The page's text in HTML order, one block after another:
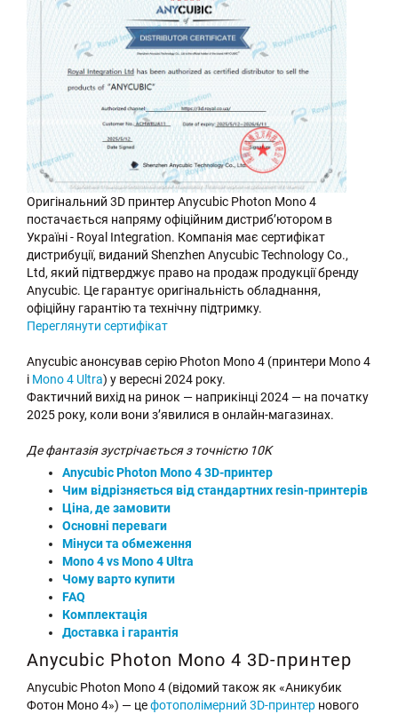
Оригінальний 3D принтер Anycubic Photon Mono 4
постачається напряму офіційним дистриб’ютором в
Україні - Royal Integration. Компанія має сертифікат
дистрибуції, виданий Shenzhen Anycubic Technology Co.,
Ltd, який підтверджує право на продаж продукції бренду
Anycubic. Це гарантує оригінальність обладнання,
офіційну гарантію та технічну підтримку.
Переглянути сертифікат
Anycubic анонсував серію Photon Mono 4 (принтери Mono 4
і Mono 4 Ultra) у вересні 2024 року.
Фактичний вихід на ринок — наприкінці 2024 — на початку
2025 року, коли вони з’явилися в онлайн-магазинах.
Де фантазія зустрічається з точністю 10K
Anycubic Photon Mono 4 3D-принтер
Чим відрізняється від стандартних resin-принтерів
Ціна, де замовити
Основні переваги
Мінуси та обмеження
Mono 4 vs Mono 4 Ultra
Чому варто купити
FAQ
Комплектація
Доставка і гарантія
Anycubic Photon Mono 4 3D-принтер
Anycubic Photon Mono 4 (відомий також як «Аникубик
Фотон Моно 4») — цефотополімерний 3D-принтер нового